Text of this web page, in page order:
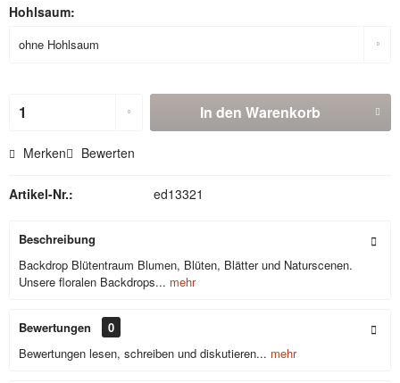
Hohlsaum:
In den Warenkorb
Merken Bewerten
Artikel-Nr.: ed13321
Beschreibung
Backdrop Blütentraum Blumen, Blüten, Blätter und Naturscenen.
Unsere floralen Backdrops... mehr
Bewertungen
0
Bewertungen lesen, schreiben und diskutieren... mehr